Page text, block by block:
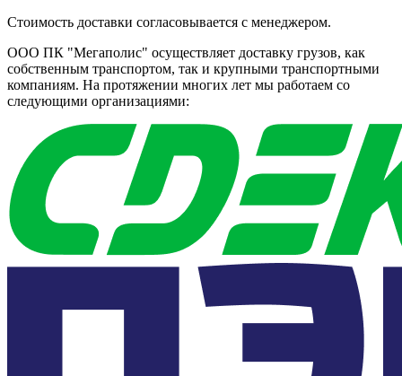
Стоимость доставки согласовывается с менеджером.
ООО ПК "Мегаполис" осуществляет доставку грузов, как
собственным транспортом, так и крупными транспортными
компаниям. На протяжении многих лет мы работаем со
следующими организациями: